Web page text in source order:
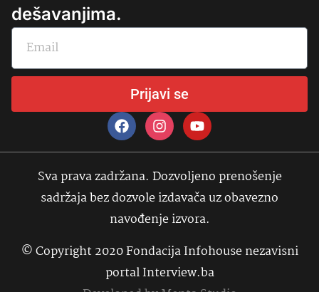
dešavanjima.
Prijavi se
Sva prava zadržana. Dozvoljeno prenošenje
sadržaja bez dozvole izdavača uz obavezno
navođenje izvora.
© Copyright 2020 Fondacija Infohouse nezavisni
portal Interview.ba